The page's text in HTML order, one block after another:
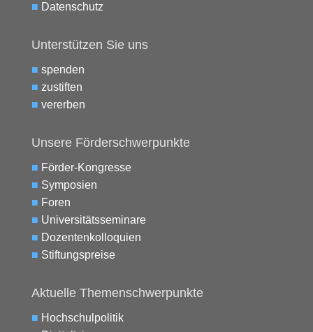
■ Datenschutz
Unterstützen Sie uns
■ spenden
■ zustiften
■ vererben
Unsere Förderschwerpunkte
■ Förder-Kongresse
■ Symposien
■ Foren
■ Universitätsseminare
■ Dozentenkolloquien
■ Stiftungspreise
Aktuelle Themenschwerpunkte
■ Hochschulpolitik